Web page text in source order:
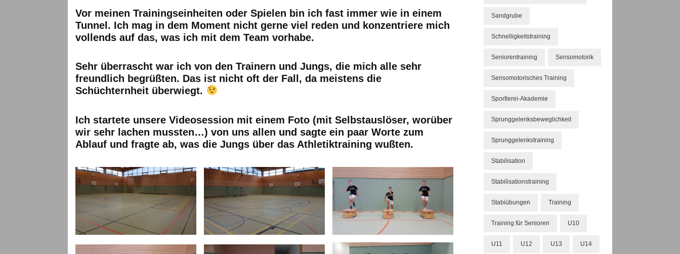
Vor meinen Trainingseinheiten oder Spielen bin ich fast immer wie in einem
Tunnel. Ich mag in dem Moment nicht gerne viel reden und konzentriere mich
vollends auf das, was ich mit dem Team vorhabe.
Sehr überrascht war ich von den Trainern und Jungs, die mich alle sehr
freundlich begrüßten. Das ist nicht oft der Fall, da meistens die
Schüchternheit überwiegt.
Ich startete unsere Videosession mit einem Foto (mit Selbstauslöser, worüber
wir sehr lachen mussten…) von uns allen und sagte ein paar Worte zum
Ablauf und fragte ab, was die Jungs über das Athletiktraining wußten.
Sandgrube
Schnelligkeitstraining
Seniorentraining Sensomotorik
Sensomotorisches Training
Sportlerei-Akademie
Sprunggelenksbeweglichkeit
Sprunggelenkstraining
Stabilisation
Stabilisationstraining
Stabiübungen Training
Training für Senioren U10
U11 U12 U13 U14